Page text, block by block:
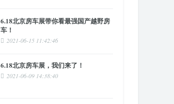
6.18北京房车展带你看最强国产越野房
车！
2021-06-15 11:42:46
6.18北京房车展，我们来了！
2021-06-09 14:38:40